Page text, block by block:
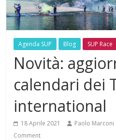
Agenda SUP Blog SUP Race
Novità:
calendari dei
international
18 Aprile 2021 Paolo Marconi
Comment